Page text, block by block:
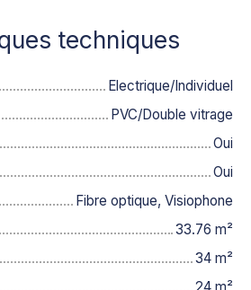
techniques
Electrique/Individuel
PVC/Double vitrage
Oui
Oui
Fibre optique, Visiophone
33.76 m²
34 m²